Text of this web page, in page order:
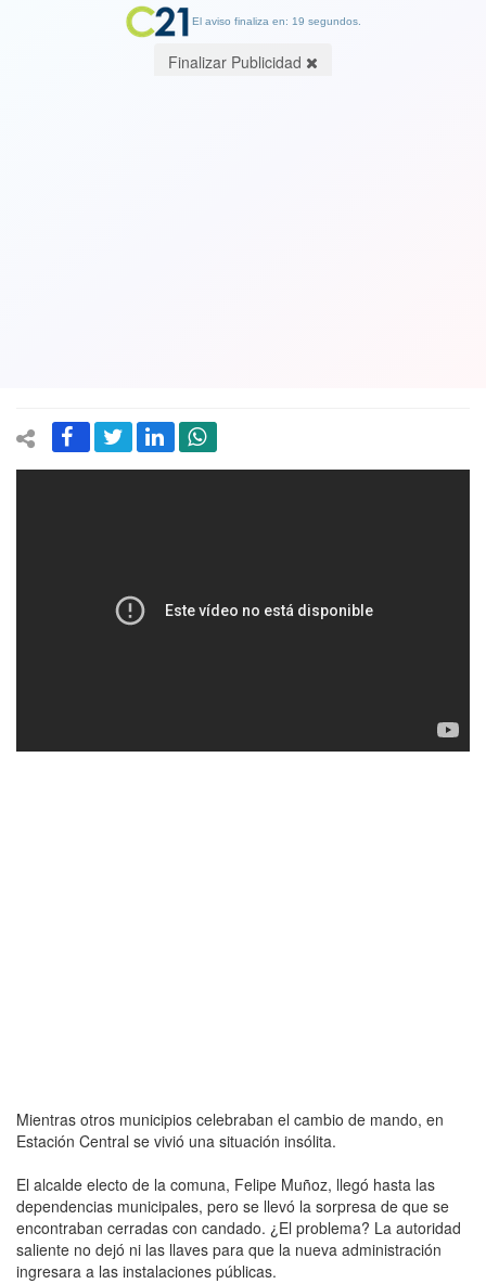
Mientras otros municipios celebraban el cambio de mando, en
Estación Central se vivió una situación insólita.
El alcalde electo de la comuna, Felipe Muñoz, llegó hasta las
dependencias municipales, pero se llevó la sorpresa de que se
encontraban cerradas con candado. ¿El problema? La autoridad
saliente no dejó ni las llaves para que la nueva administración
ingresara a las instalaciones públicas.
El aviso finaliza en: 19 segundos.
Finalizar Publicidad